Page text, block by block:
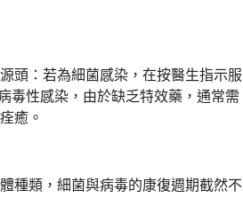
頭：若為細菌感染，在按醫生指示服
毒性感染，由於缺乏特效藥，通常需
癒。
種類，細菌與病毒的康復週期截然不